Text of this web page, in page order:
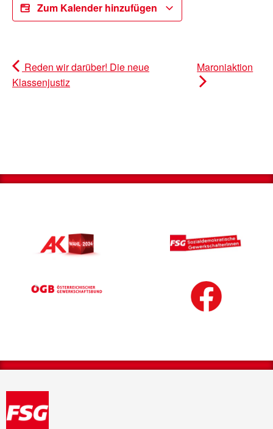
Zum Kalender hinzufügen
Reden wir darüber! Die neue
Klassenjustiz
Maroniaktion